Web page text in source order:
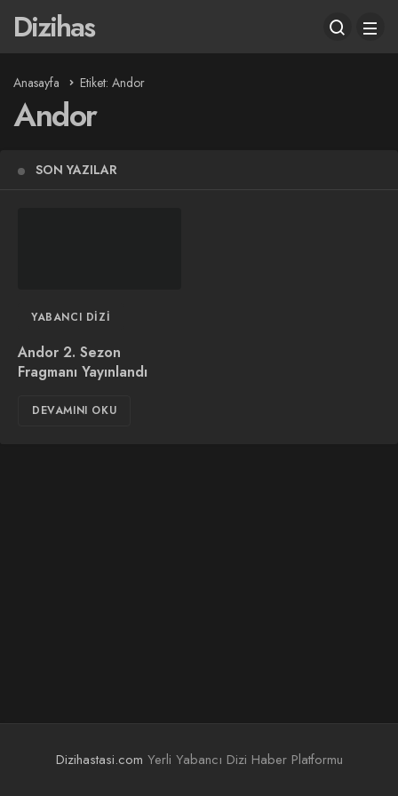
Dizihas
Anasayfa Etiket: Andor
Andor
SON YAZILAR
YABANCI DIZI
Andor 2. Sezon
Fragmanı Yayınlandı
DEVAMINI OKU
Dizihastasi.com Yerli Yabancı Dizi Haber Platformu